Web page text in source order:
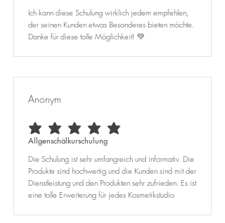
Ich kann diese Schulung wirklich jedem empfehlen,
der seinen Kunden etwas Besonderes bieten möchte.
Danke für diese tolle Möglichkeit! 💚
Anonym
durchschnittliches Rating ist 5 von 5
Allgenschälkurschulung
Die Schulung ist sehr umfangreich und informativ. Die
Produkte sind hochwertig und die Kunden sind mit der
Dienstleistung und den Produkten sehr zufrieden. Es ist
eine tolle Erweiterung für jedes Kosmetikstudio